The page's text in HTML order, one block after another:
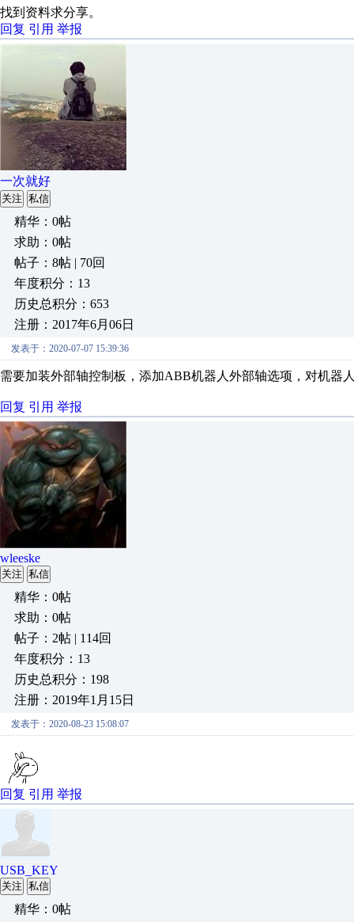
找到资料求分享。
回复 引用 举报
一次就好
关注 私信
精华：0帖
求助：0帖
帖子：8帖 | 70回
年度积分：13
历史总积分：653
注册：2017年6月06日
发表于：2020-07-07 15:39:36
需要加装外部轴控制板，添加ABB机器人外部轴选项，对机器
回复 引用 举报
wleeske
关注 私信
精华：0帖
求助：0帖
帖子：2帖 | 114回
年度积分：13
历史总积分：198
注册：2019年1月15日
发表于：2020-08-23 15:08:07
回复 引用 举报
USB_KEY
关注 私信
精华：0帖